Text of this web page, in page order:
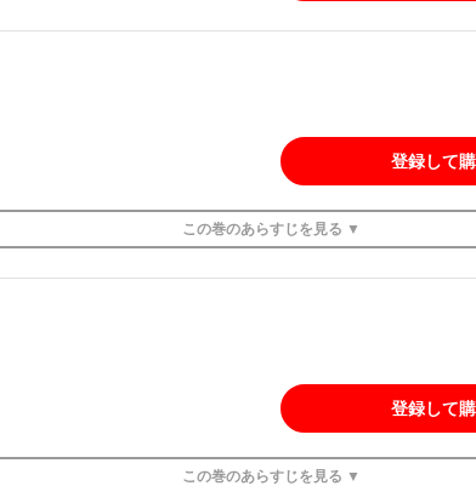
登録して
この巻のあらすじを 見る ▼
登録して
この巻のあらすじを 見る ▼